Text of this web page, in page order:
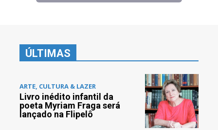
ÚLTIMAS
ARTE, CULTURA & LAZER
Livro inédito infantil da
poeta Myriam Fraga será
lançado na Flipelô